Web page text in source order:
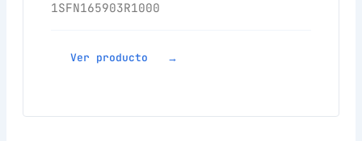
1SFN165903R1000
Ver producto →